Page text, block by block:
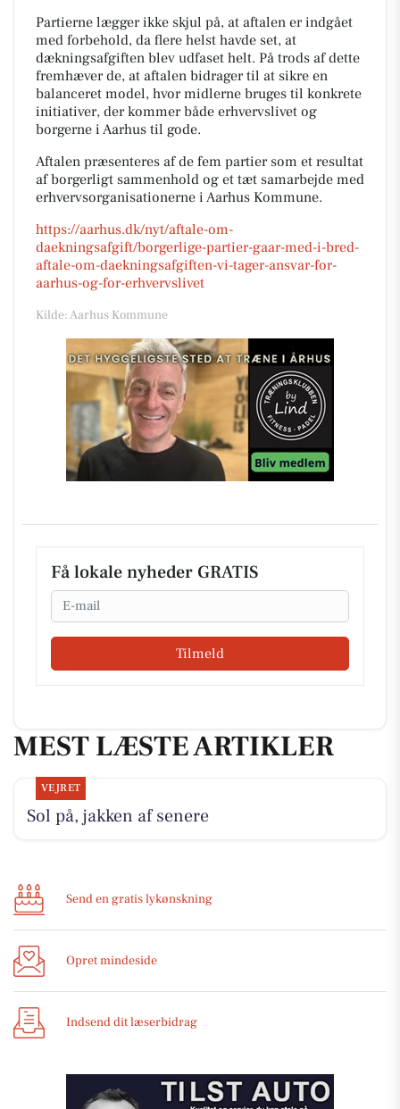
Partierne lægger ikke skjul på, at aftalen er indgået
med forbehold, da flere helst havde set, at
dækningsafgiften blev udfaset helt. På trods af dette
fremhæver de, at aftalen bidrager til at sikre en
balanceret model, hvor midlerne bruges til konkrete
initiativer, der kommer både erhvervslivet og
borgerne i Aarhus til gode.
Aftalen præsenteres af de fem partier som et resultat
af borgerligt sammenhold og et tæt samarbejde med
erhvervsorganisationerne i Aarhus Kommune.
https://aarhus.dk/nyt/aftale-om-
daekningsafgift/borgerlige-partier-gaar-med-i-bred-
aftale-om-daekningsafgiften-vi-tager-ansvar-for-
aarhus-og-for-erhvervslivet
Kilde: Aarhus Kommune
Få lokale nyheder GRATIS
Email
Tilmeld
MEST LÆSTE ARTIKLER
VEJRET
Sol på, jakken af senere
Send en gratis lykønskning
Opret mindeside
Indsend dit læserbidrag